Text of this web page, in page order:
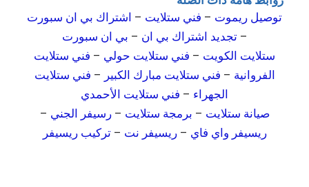
توصيل ريموت – فني ستلايت – اشتراك بي ان سبورت
–تجديد اشتراك بي ان – بي ان سبورت
ستلايت الكويت – فني ستلايت حولي – فني ستلايت
الفروانية – فني ستلايت مبارك الكبير – فني ستلايت
الجهراء – فني ستلايت الأحمدي
صيانة ستلايت – برمجة ستلايت –رسيفر الجني –
ريسيفر واي فاي –ريسيفر نت –تركيب ريسيفر